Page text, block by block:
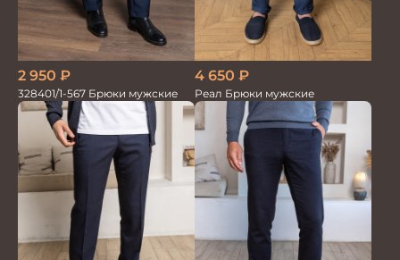
2 950 ₽
328401/1-567 Брюки мужские
4 650 ₽
Реал Брюки мужские